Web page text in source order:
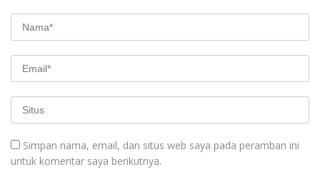
Simpan nama, email, dan situs web saya pada peramban ini
untuk komentar saya berikutnya.